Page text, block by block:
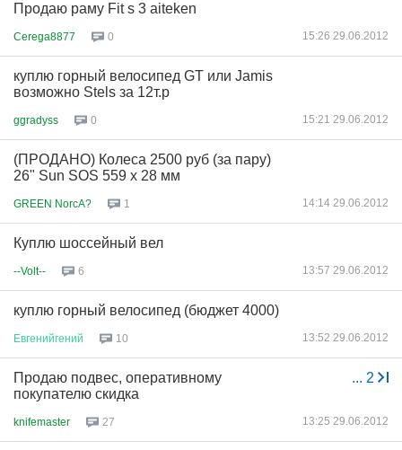
Продаю раму Fit s 3 aiteken
Cerega8877 0 15:26 29.06.2012
куплю горный велосипед GT или Jamis
возможно Stels за 12т.р
ggradyss 0 15:21 29.06.2012
(ПРОДАНО) Колеса 2500 руб (за пару)
26" Sun SOS 559 х 28 мм
GREEN NorcA? 1 14:14 29.06.2012
Куплю шоссейный вел
--Volt-- 6 13:57 29.06.2012
куплю горный велосипед (бюджет 4000)
Евгенийгений 10 13:52 29.06.2012
... 2
Продаю подвес, оперативному
покупателю скидка
knifemaster 27 13:25 29.06.2012